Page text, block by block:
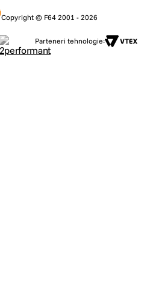
Copyright © F64 2001 - 2026
Parteneri tehnologie: